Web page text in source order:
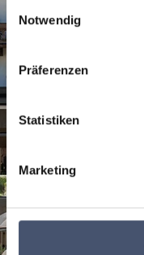
Notwendig
Präferenzen
Statistiken
Marketing